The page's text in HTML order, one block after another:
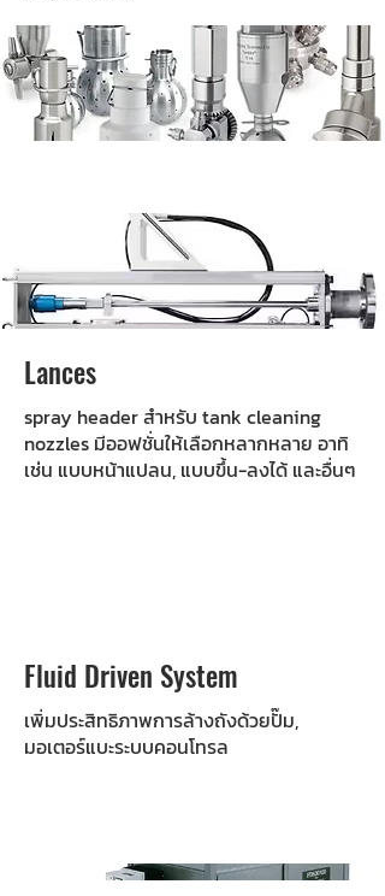
Lances
spray header สำหรับ tank cleaning
nozzles มีออฟชั่นให้เลือกหลากหลาย อาทิ
เช่น แบบหน้าแปลน, แบบขึ้น-ลงได้ และอื่นๆ
Fluid Driven System
เพิ่มประสิทธิภาพการล้างถังด้วยปั๊ม,
มอเตอร์แบะระบบคอนโทรล